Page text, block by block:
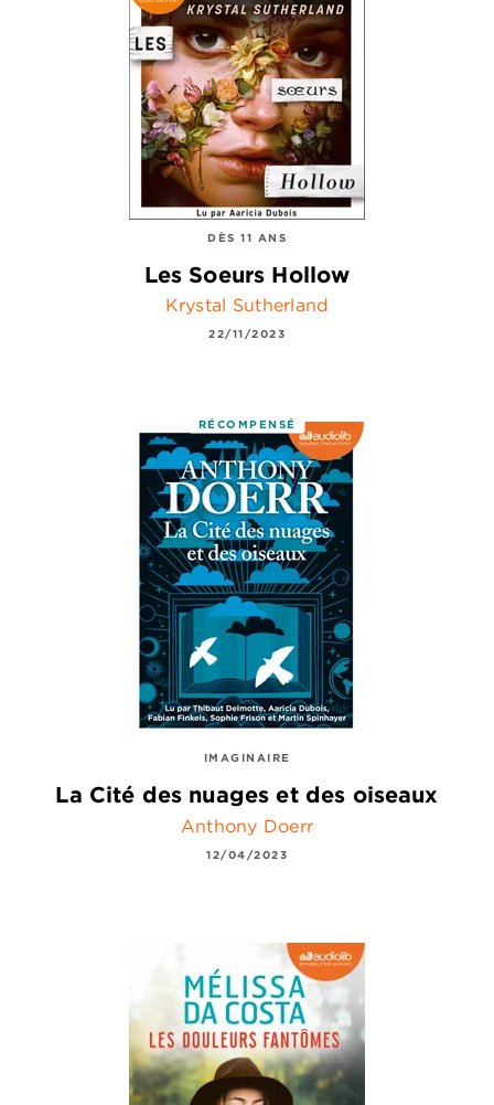
DÈS 11 ANS
Les Soeurs Hollow
Krystal Sutherland
22/11/2023
RÉCOMPENSÉ
IMAGINAIRE
La Cité des nuages et des oiseaux
Anthony Doerr
12/04/2023